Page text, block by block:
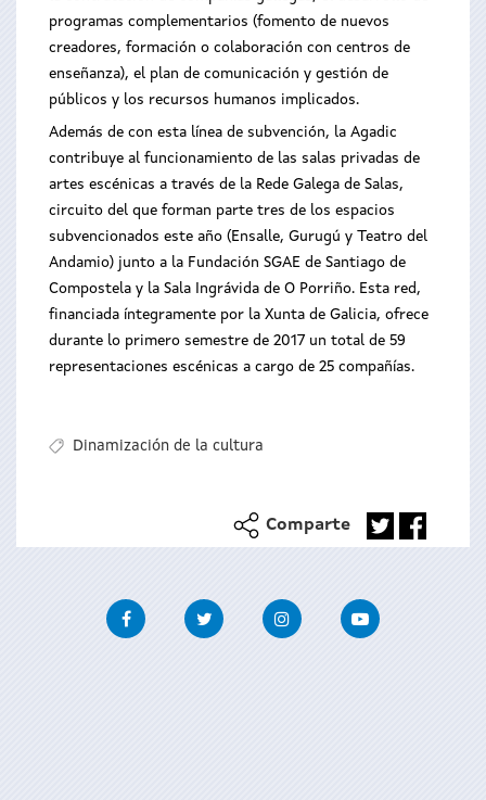
programas complementarios (fomento de nuevos
creadores, formación o colaboración con centros de
enseñanza), el plan de comunicación y gestión de
públicos y los recursos humanos implicados.
Además de con esta línea de subvención, la Agadic
contribuye al funcionamiento de las salas privadas de
artes escénicas a través de la Rede Galega de Salas,
circuito del que forman parte tres de los espacios
subvencionados este año (Ensalle, Gurugú y Teatro del
Andamio) junto a la Fundación SGAE de Santiago de
Compostela y la Sala Ingrávida de O Porriño. Esta red,
financiada íntegramente por la Xunta de Galicia, ofrece
durante lo primero semestre de 2017 un total de 59
representaciones escénicas a cargo de 25 compañías.
Dinamización de la cultura
Comparte
FacebookTwitter InstagramYoutube